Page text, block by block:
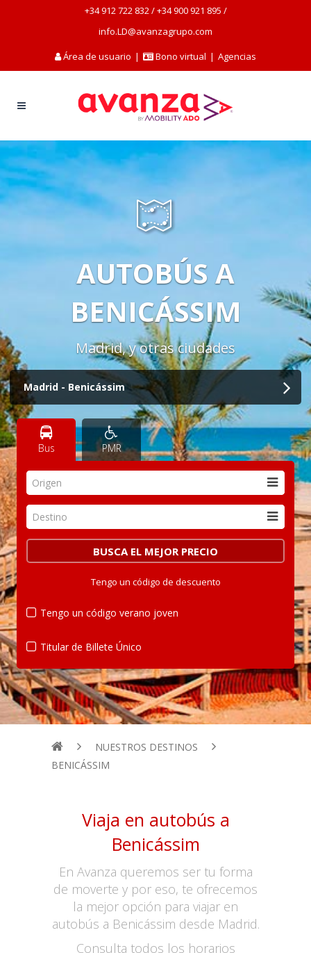
+34 912 722 832/+34 900 921 895 /
info.LD@avanzagrupo.com
Área de usuario | Bono virtual | Agencias
AUTOBÚS A
BENICÁSSIM
Madrid, y otras ciudades
Madrid - Benicássim
Bus PMR
Origen
Destino
Tengo un código de descuento
Tengo un código verano joven
Titular de Billete Único
NUESTROS DESTINOS
BENICÁSSIM
Viaja en autobús a
Benicássim
En Avanza queremos ser tu forma
de moverte y por eso, te ofrecemos
la mejor opción para viajar en
autobús a Benicássim desde Madrid.
Consulta todos los horarios